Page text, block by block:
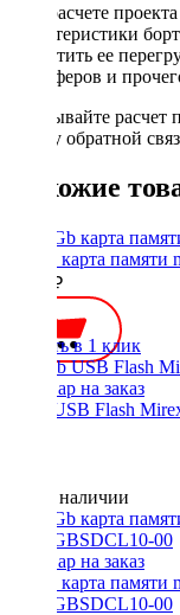
При расчете
характеристики
допустить ее
сабвуферов и
Заказывайте
форму обратной
Похожие
64 Gb карта
1000 ₽
Купить в 1 клик
4 Gb USB Flash
Нет в наличии
64 Gb карта
SB64GBSDCL10-00